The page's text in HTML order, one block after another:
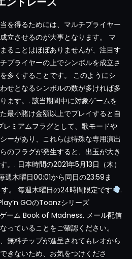
ンドレース
を得るためには、マルチプライヤー
立させるのが大事となります。 マ
ることはほぼありませんが、注目す
プライヤーの上でシンボルを成立さ
多くすることです。 このようにシ
せとなるシンボルの数が多ければ多
ます。. 該当期間中に対象ゲームを
最小賭け金額以上でプレイすると自
レミアムフラグとして、歌モードや
ーがあり、これらは特殊な専用演出
のフラグが発生すると、出玉が大き
。. 日本時間の2021年5月13日（木）
週木曜日00:01から同日の23:59ま
。 毎週木曜日の24時間限定です
.
GOのToonzシリーズ
ーム Book of Madness. メール配信
っていることをご確認ください。
無料チップが進呈されてもレオから
きないため、お気をつけくださ